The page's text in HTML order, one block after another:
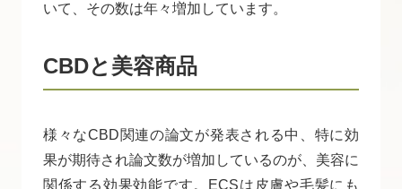
いて、その数は年々増加しています。
CBDと美容商品
様々なCBD関連の論文が発表される中、特に効
果が期待され論文数が増加しているのが、美容に
関係する効果効能です。ECSは皮膚や毛髪にも